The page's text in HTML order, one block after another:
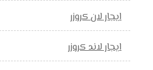
ايجار لان كروزر
ايجار لاند كروزر